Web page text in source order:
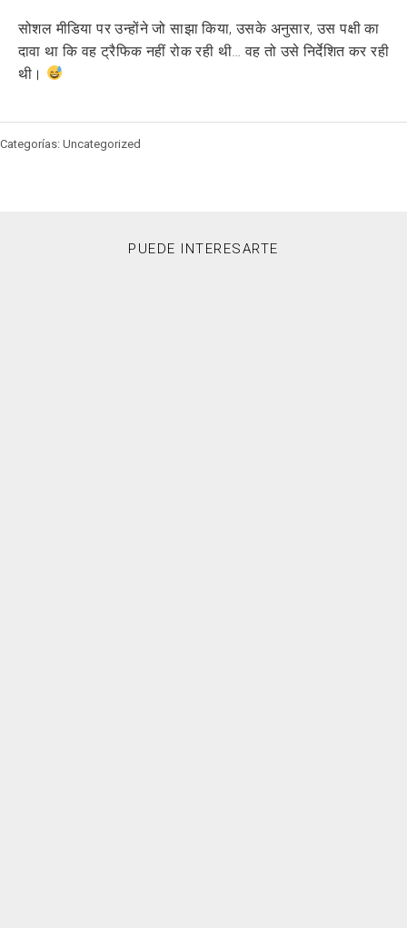
सोशल मीडिया पर उन्होंने जो साझा किया, उसके अनुसार, उस पक्षी का
दावा था कि वह ट्रैफिक नहीं रोक रही थी… वह तो उसे निर्देशित कर रही
थी।
Categorías: Uncategorized
PUEDE INTERESARTE